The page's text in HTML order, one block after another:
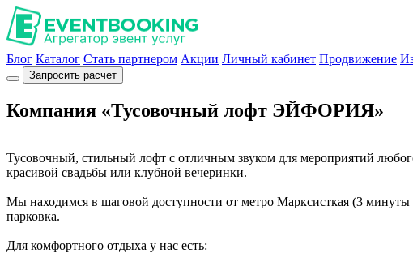
Блог Каталог Стать партнером Акции Личный кабинет Продвижение
Запросить расчет
Компания «Тусовочный лофт ЭЙФОРИЯ»
Тусовочный, стильный лофт с отличным звуком для мероприятий
красивой свадьбы или клубной вечеринки.
Мы находимся в шаговой доступности от метро Марксисткая (3
парковка.
Для комфортного отдыха у нас есть: